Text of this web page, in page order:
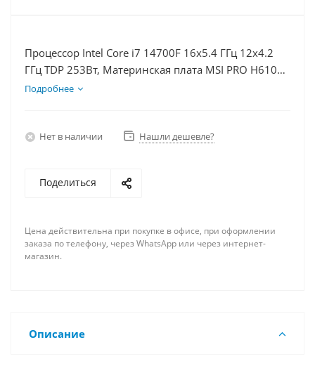
Процессор Intel Core i7 14700F 16x5.4 ГГц 12x4.2
ГГц TDP 253Вт, Материнская плата MSI PRO H610M-
E D5, Видеокарта RTX 5050 8Гб, Память
Подробнее
Нет в наличии Нашли дешевле?
Поделиться
Цена действительна при покупке в офисе, при оформлении
заказа по телефону, через WhatsApp или через интернет-
магазин.
Описание